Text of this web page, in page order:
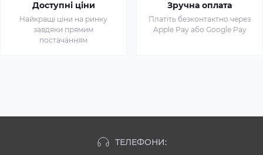
Доступні ціни
Найкращі ціни на ринку
завдяки прямим
постачанням
Зручна оплата
Платіть безконтактно через
Apple Pay або Google Pay
ТЕЛЕФОНИ: